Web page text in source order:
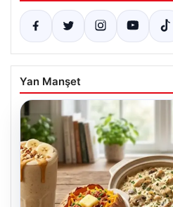
Yan Manşet